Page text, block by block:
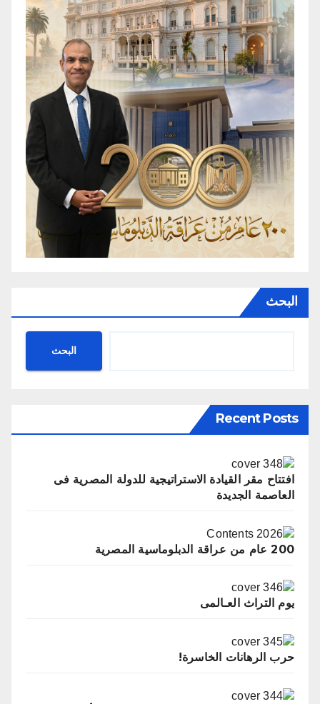
البحث
البحث
Recent Posts
‬العاصمة‭ ‬الجديدة
200 عام من عراقة الدبلوماسية المصرية
يوم التراث العـالمى
حرب الرهانات الخاسرة!